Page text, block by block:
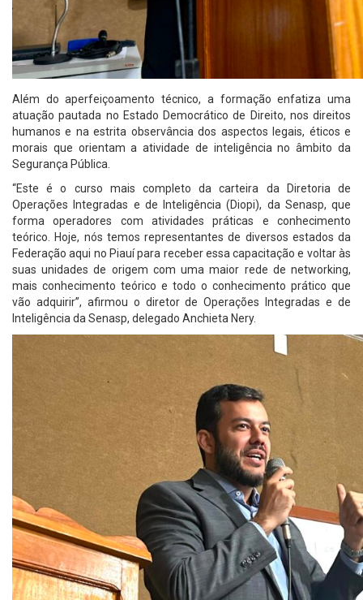
Além do aperfeiçoamento técnico, a formação enfatiza uma
atuação pautada no Estado Democrático de Direito, nos direitos
humanos e na estrita observância dos aspectos legais, éticos e
morais que orientam a atividade de inteligência no âmbito da
Segurança Pública.
“Este é o curso mais completo da carteira da Diretoria de
Operações Integradas e de Inteligência (Diopi), da Senasp, que
forma operadores com atividades práticas e conhecimento
teórico. Hoje, nós temos representantes de diversos estados da
Federação aqui no Piauí para receber essa capacitação e voltar às
suas unidades de origem com uma maior rede de networking,
mais conhecimento teórico e todo o conhecimento prático que
vão adquirir”, afirmou o diretor de Operações Integradas e de
Inteligência da Senasp, delegado Anchieta Nery.